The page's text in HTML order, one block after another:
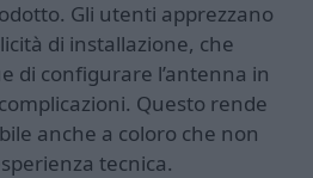
Gli utenti apprezzano
di installazione, che
di configurare l’antenna in
Questo rende
anche a coloro che non
tecnica.